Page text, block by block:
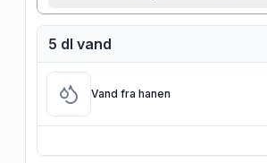
5 dl vand
Vand fra hanen